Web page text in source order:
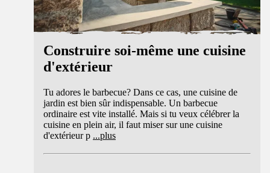
Construire soi-même une cuisine
d'extérieur
Tu adores le barbecue? Dans ce cas, une cuisine de
jardin est bien sûr indispensable. Un barbecue
ordinaire est vite installé. Mais si tu veux célébrer la
cuisine en plein air, il faut miser sur une cuisine
d'extérieur p ...plus